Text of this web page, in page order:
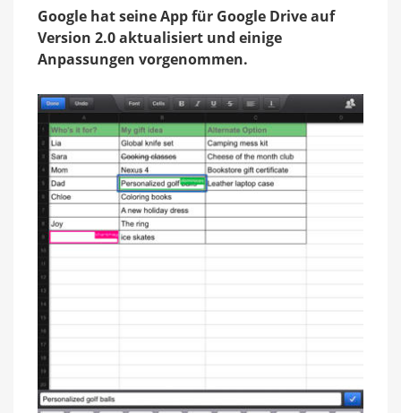
2.0
mit
Design
Google hat seine App für Google Drive auf
Version 2.0 aktualisiert und einige
Anpassungen vorgenommen.